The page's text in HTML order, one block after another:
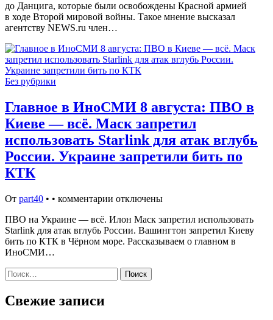
до Данцига, которые были освобождены Красной армией
в ходе Второй мировой войны. Такое мнение высказал
агентству NEWS.ru член…
Без рубрики
Главное в ИноСМИ 8 августа: ПВО в
Киеве — всё. Маск запретил
использовать Starlink для атак вглубь
России. Украине запретили бить по
КТК
От part40 • • комментарии отключены
ПВО на Украине — всё. Илон Маск запретил использовать
Starlink для атак вглубь России. Вашингтон запретил Киеву
бить по КТК в Чёрном море. Рассказываем о главном в
ИноСМИ…
Найти:
Свежие записи